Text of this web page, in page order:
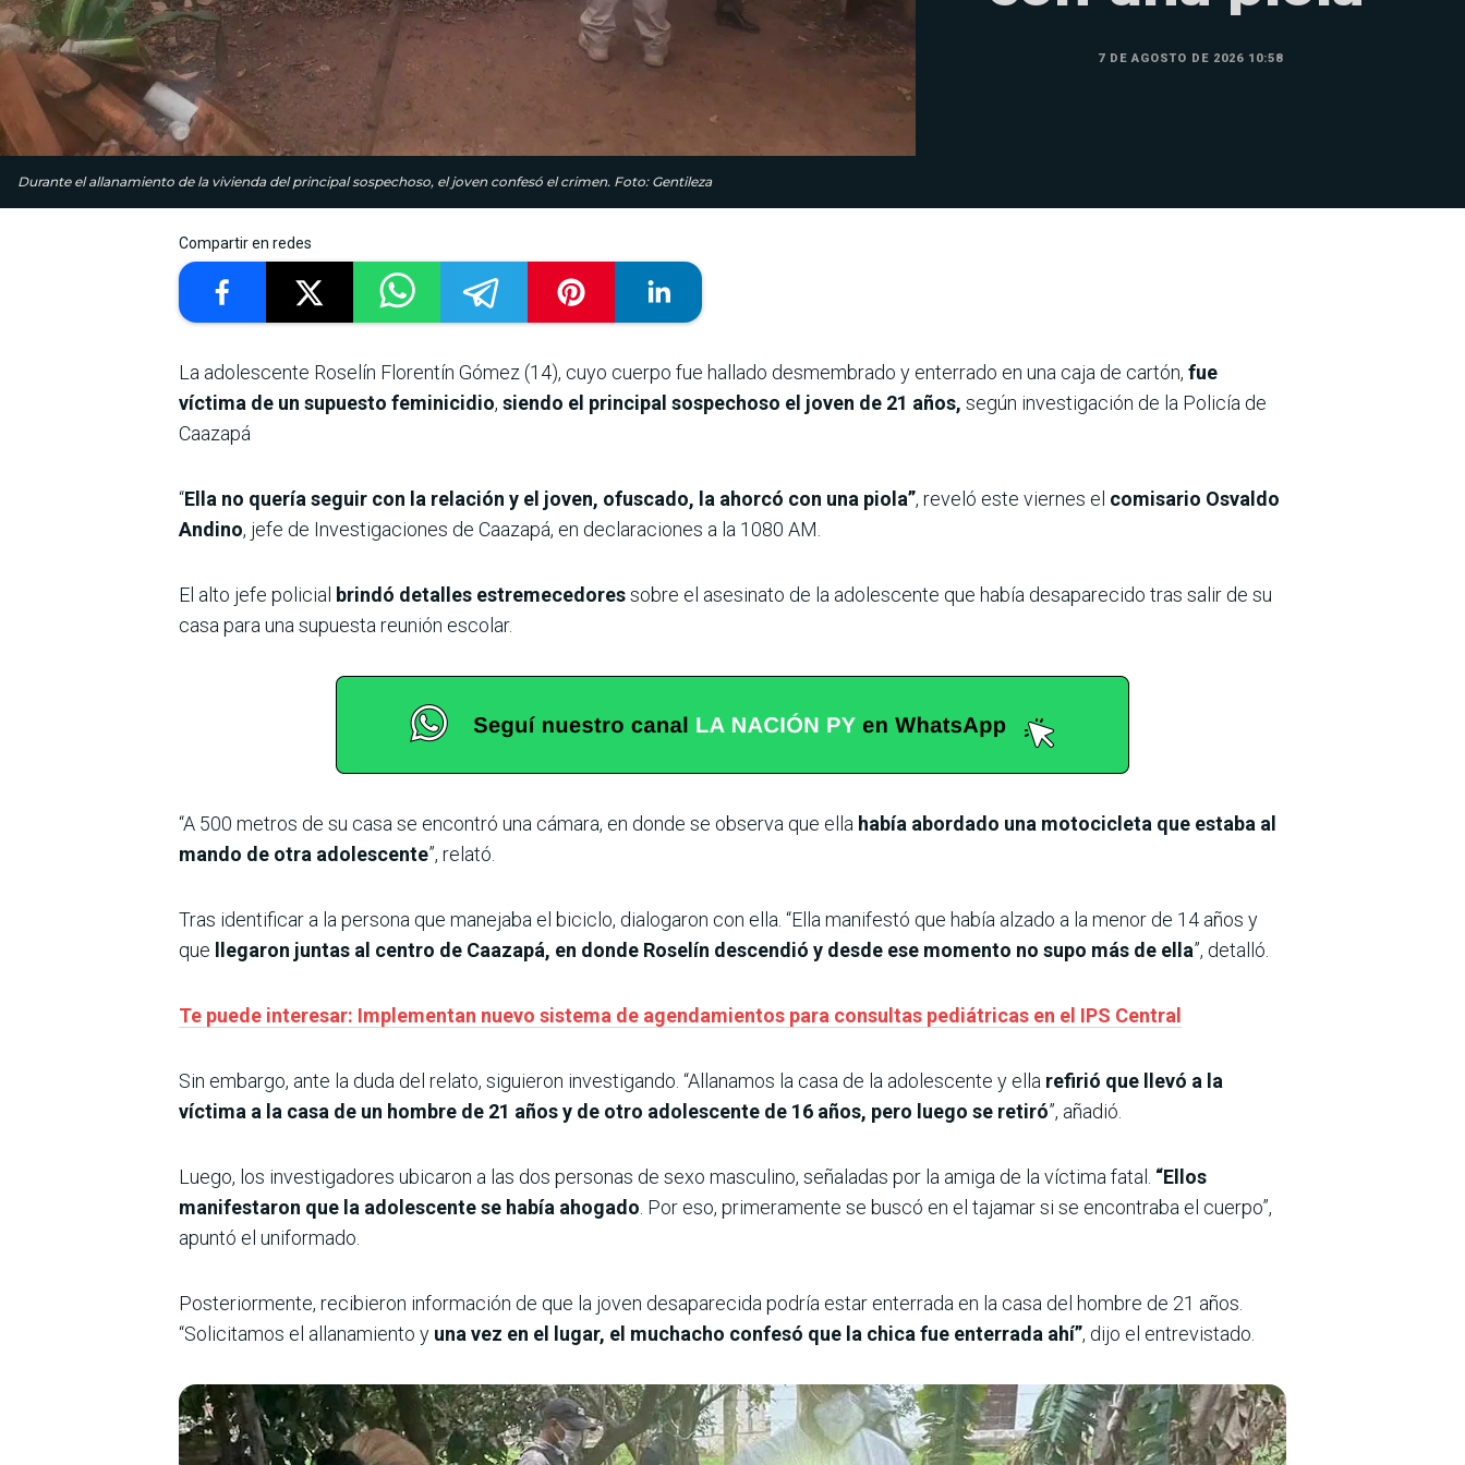
Durante el allanamiento de la vivienda del principal sospechoso, el joven confesó el crimen. Foto: Gentileza
7 DE AGOSTO DE 2026 10:58
Compartir en redes
La adolescente Roselín Florentín Gómez (14), cuyo cuerpo fue hallado desmembrado y enterrado en una caja de cartón, fue
víctima de un supuesto feminicidio, siendo el principal sospechoso el joven de 21 años, según investigación de la Policía de
Caazapá
“Ella no quería seguir con la relación y el joven, ofuscado, la ahorcó con una piola”, reveló este viernes el comisario Osvaldo
Andino, jefe de Investigaciones de Caazapá, en declaraciones a la 1080 AM.
El alto jefe policial brindó detalles estremecedoressobre el asesinato de la adolescente que había desaparecido tras salir de su
casa para una supuesta reunión escolar.
“A 500 metros de su casa se encontró una cámara, en donde se observa que ella había abordado una motocicleta que estaba al
mando de otra adolescente”, relató.
Tras identificar a la persona que manejaba el biciclo, dialogaron con ella. “Ella manifestó que había alzado a la menor de 14 años y
que
llegaron juntas al centro de Caazapá, en donde Roselín descendió y desde ese momento no supo más de ella”, detalló.
Te puede interesar: Implementan nuevo sistema de agendamientos para consultas pediátricas en el IPS Central
Sin embargo, ante la duda del relato, siguieron investigando. “Allanamos la casa de la adolescente y ella refirió que llevó a la
víctima a la casa de un hombre de 21 años y de otro adolescente de 16 años, pero luego se retiró”, añadió.
Luego, los investigadores ubicaron a las dos personas de sexo masculino, señaladas por la amiga de la víctima fatal. “Ellos
manifestaron que la adolescente se había ahogado . Por eso, primeramente se buscó en el tajamar si se encontraba el cuerpo”,
apuntó el uniformado.
Posteriormente, recibieron información de que la joven desaparecida podría estar enterrada en la casa del hombre de 21 años.
“Solicitamos el allanamiento y una vez en el lugar, el muchacho confesó que la chica fue enterrada ahí”, dijo el entrevistado.